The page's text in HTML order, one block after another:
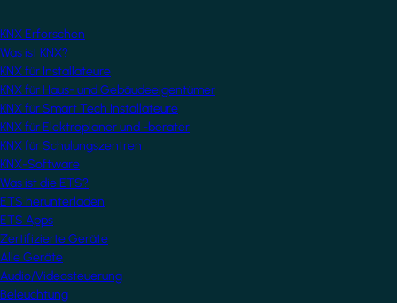
KNX Erforschen
Was ist KNX?
KNX für Installateure
KNX für Haus- und Gebäudeeigentümer
KNX für Smart Tech Installateure
KNX für Elektroplaner und -berater
KNX für Schulungszentren
KNX-Software
Was ist die ETS?
ETS herunterladen
ETS Apps
Zertifizierte Geräte
Alle Geräte
Audio/Videosteuerung
Beleuchtung